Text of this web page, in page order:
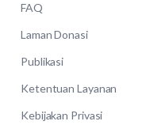
FAQ
Laman Donasi
Publikasi
Ketentuan Layanan
Kebijakan Privasi